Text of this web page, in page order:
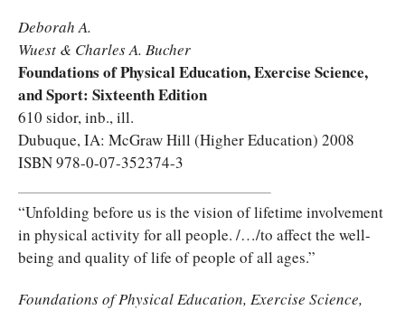
Deborah A.
Wuest & Charles A. Bucher
Foundations of Physical Education, Exercise Science,
and Sport: Sixteenth Edition
610 sidor, inb., ill.
Dubuque, IA: McGraw Hill (Higher Education) 2008
ISBN 978-0-07-352374-3
“Unfolding before us is the vision of lifetime involvement
in physical activity for all people. /…/to affect the well-
being and quality of life of people of all ages.”
Foundations of Physical Education, Exercise Science,